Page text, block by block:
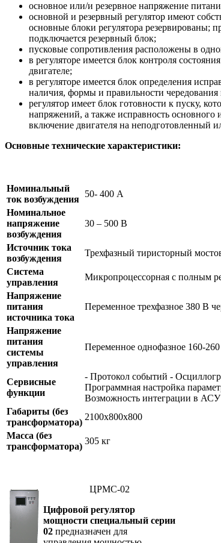
основное или/и резервное напряжение
основной и резервный регулятор имеют
основные блоки регулятора резервированы;
подключается резервный блок;
пусковые сопротивления расположены в
в регуляторе имеется блок контроля
двигателе;
в регуляторе имеется блок определения
наличия, формы и правильности
регулятор имеет блок готовности к пуску,
напряжений, а также исправность основного
включение двигателя на неподготовленный
Основные технические характеристики:
Номинальный
ток возбуждения
50- 400 А
Номинальное
напряжение
возбуждения
30 – 500 В
Источник тока
возбуждения
Трехфазный тиристорный
Система
управления
Микропроцессорная с полным
Напряжение
питания
источника тока
Переменное трехфазное 380 В
Напряжение
питания
системы
управления
Переменное однофазное 160-
Сервисные
функции
- Протокол событий -
Программная настройка
Возможность интеграции в АСУ
Габариты (без
трансформатора)
2100х800х800
Масса (без
трансформатора)
305 кг
ЦРМС-02
Цифровой регулятор
мощности специальный серии
02 предназначен для